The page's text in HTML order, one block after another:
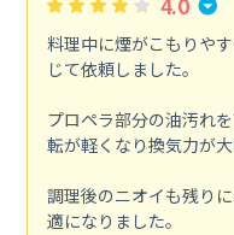
料理中に煙がこもりや
じて依頼しました。
プロペラ部分の油汚れ
転が軽くなり換気力が大
調理後のニオイも残り
適になりました。